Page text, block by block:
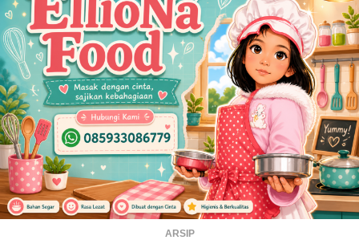
ARSIP